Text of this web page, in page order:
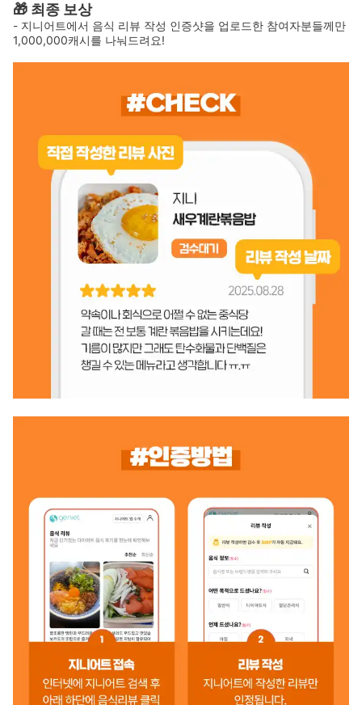
🎁 최종 보상
- 지니어트에서 음식 리뷰 작성 인증샷을 업로드한 참여자분들께만
1,000,000캐시를 나눠드려요!